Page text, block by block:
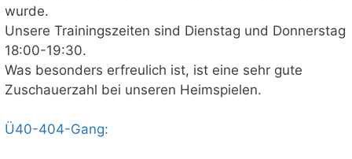
wurde.
Unsere Trainingszeiten sind Dienstag und Donnerstag
18:00-19:30.
Was besonders erfreulich ist, ist eine sehr gute
Zuschauerzahl bei unseren Heimspielen.
Ü40-404-Gang: